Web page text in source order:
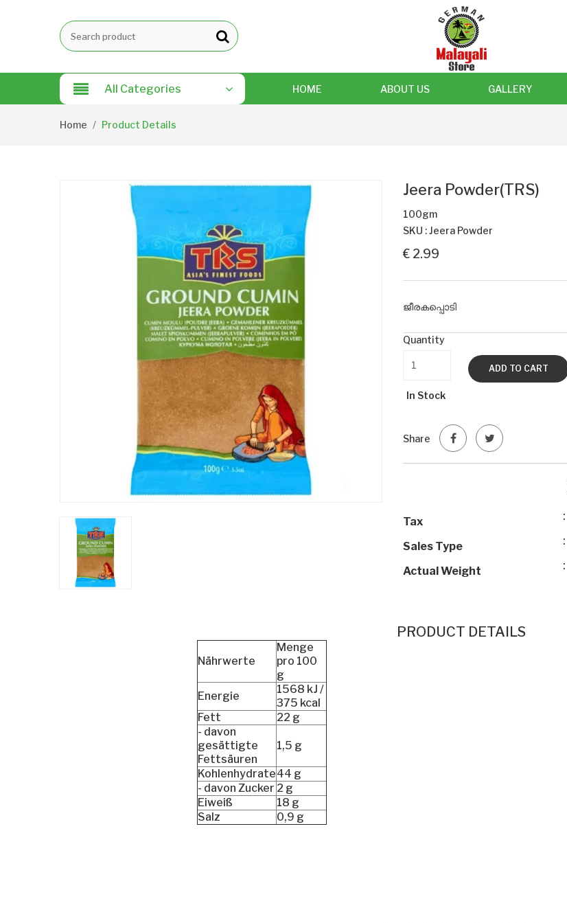
All Categories HOME ABOUT US GALLERY
Home Product Details
Jeera Powder(TRS)
100gm
SKU : Jeera Powder
€ 2.99
ജീരകപ്പൊടി
Quantity
ADD TO CART
In Stock
Share
Tax :
Sales Type :
Actual Weight :
PRODUCT DETAILS
Nährwerte
Menge
pro 100
g
Energie
1568 kJ /
375 kcal
Fett
22 g
- davon
gesättigte
Fettsäuren
1,5 g
Kohlenhydrate44 g
- davon Zucker 2 g
Eiweiß
18 g
Salz
0,9 g